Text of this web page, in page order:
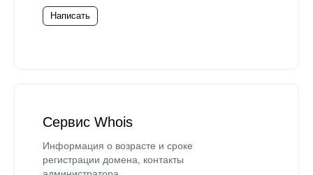
Написать
Сервис Whois
Информация о возрасте и сроке
регистрации домена, контакты